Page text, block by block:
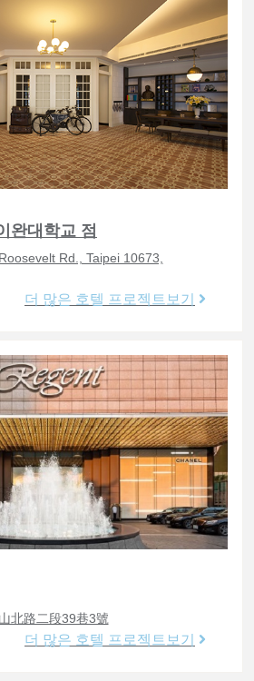
완대학교 점
Rd., Taipei 10673,
더 많은 호텔 프로젝트보기
北路二段39巷3號
더 많은 호텔 프로젝트보기